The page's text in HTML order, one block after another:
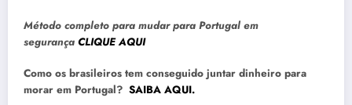
Método completo para mudar para Portugal em
segurança CLIQUE AQUI
Como os brasileiros tem conseguido juntar dinheiro para
morar em Portugal? SAIBA AQUI.